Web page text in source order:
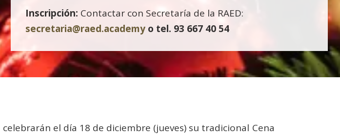
Inscripción: Contactar con Secretaría de la RAED:
secretaria@raed.academy o tel. 93 667 40 54
celebrarán el día 18 de diciembre (jueves) su tradicional Cena